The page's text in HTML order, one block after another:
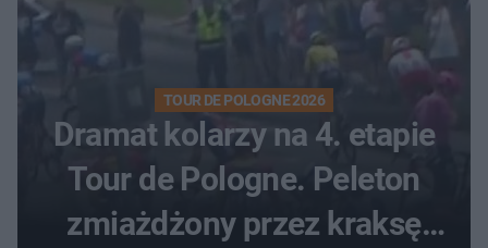
TOUR DE POLOGNE 2026
Dramat kolarzy na 4. etapie
Tour de Pologne. Peleton
zmiażdżony przez kraksę